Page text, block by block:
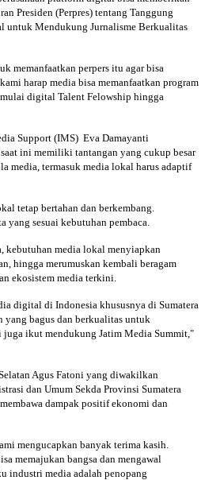
Presiden (Perpres) tentang Tanggung
untuk Mendukung Jurnalisme Berkualitas
memanfaatkan perpers itu agar bisa
harap media bisa memanfaatkan program
digital Talent Felowship hingga
Support (IMS) Eva Damayanti
ini memiliki tantangan yang cukup besar
media, termasuk media lokal harus adaptif
tetap bertahan dan berkembang.
sesuai kebutuhan pembaca.
kebutuhan media lokal menyiapkan
hingga merumuskan kembali beragam
ekosistem media terkini.
digital di Indonesia khususnya di Sumatera
yang bagus dan berkualitas untuk
juga ikut mendukung Jatim Media Summit,"
Agus Fatoni yang diwakilkan
dan Umum Sekda Provinsi Sumatera
dampak positif ekonomi dan
mengucapkan banyak terima kasih.
memajukan bangsa dan mengawal
industri media adalah penopang